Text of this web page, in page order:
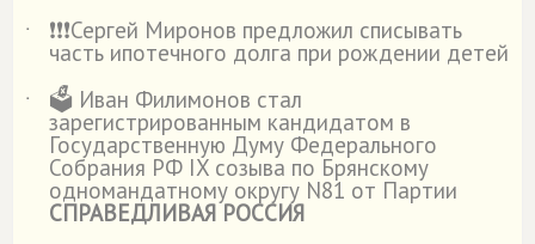
˙
❗️❗️❗️Сергей Миронов предложил списывать
часть ипотечного долга при рождении детей
˙
🗳️ Иван Филимонов стал
зарегистрированным кандидатом в
Государственную Думу Федерального
Собрания РФ IX созыва по Брянскому
одномандатному округу N81 от Партии
СПРАВЕДЛИВАЯ РОССИЯ